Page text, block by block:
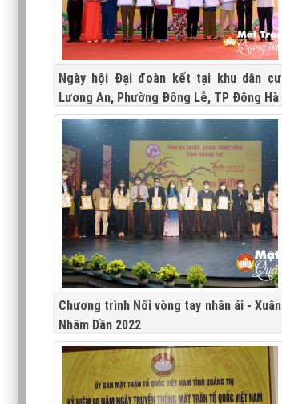
Ngày hội Đại đoàn kết tại khu dân cư
Lương An, Phường Đông Lễ, TP Đông Hà
Chương trình Nối vòng tay nhân ái - Xuân
Nhâm Dần 2022